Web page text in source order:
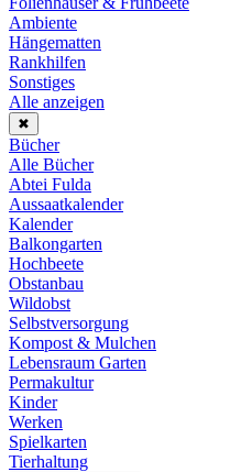
Ambiente
Hängematten
Rankhilfen
Sonstiges
Alle anzeigen
✖
Bücher
Alle Bücher
Abtei Fulda
Aussaatkalender
Kalender
Balkongarten
Hochbeete
Obstanbau
Wildobst
Selbstversorgung
Kompost & Mulchen
Lebensraum Garten
Permakultur
Kinder
Werken
Spielkarten
Tierhaltung